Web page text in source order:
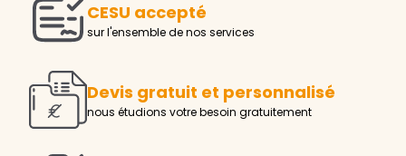
CESU accepté
sur l'ensemble de nos services
Devis gratuit et personnalisé
nous étudions votre besoin gratuitement